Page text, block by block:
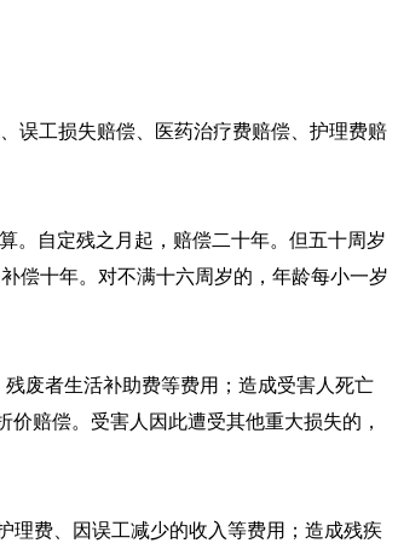
误工损失赔偿、医药治疗费赔偿、护理费赔
自定残之月起，赔偿二十年。但五十周岁
偿十年。对不满十六周岁的，年龄每小一岁
废者生活补助费等费用；造成受害人死亡
赔偿。受害人因此遭受其他重大损失的，
费、因误工减少的收入等费用；造成残疾